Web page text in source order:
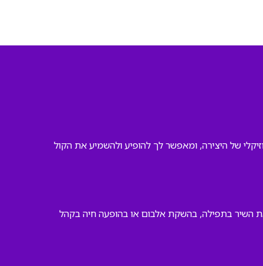
של היצירה, ומאפשר לך להופיע ולהשמיע את הקול
השיר בתפילה, בהשקת אלבום או בהופעה חיה בקהל